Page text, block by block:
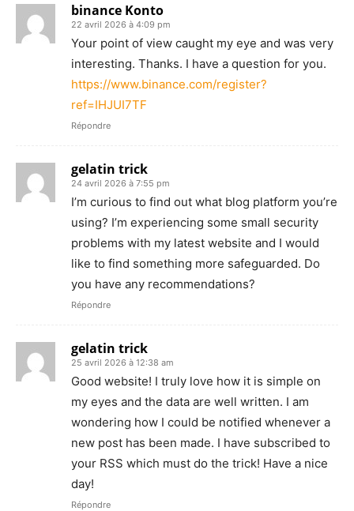
binance Konto
22 avril 2026 à 4:09 pm
Your point of view caught my eye and was very
interesting. Thanks. I have a question for you.
https://www.binance.com/register?
ref=IHJUI7TF
Répondre
gelatin trick
24 avril 2026 à 7:55 pm
I’m curious to find out what blog platform you’re
using? I’m experiencing some small security
problems with my latest website and I would
like to find something more safeguarded. Do
you have any recommendations?
Répondre
gelatin trick
25 avril 2026 à 12:38 am
Good website! I truly love how it is simple on
my eyes and the data are well written. I am
wondering how I could be notified whenever a
new post has been made. I have subscribed to
your RSS which must do the trick! Have a nice
day!
Répondre